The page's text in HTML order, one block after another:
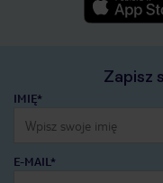
Zapisz
IMIĘ*
E-MAIL*